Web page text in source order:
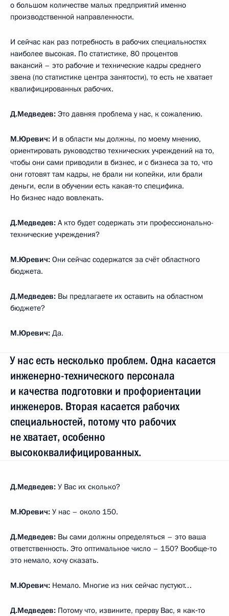
о большом количестве малых предприятий именно
производственной направленности.
И сейчас как раз потребность в рабочих специальностях
наиболее высокая. По статистике, 80 процентов
вакансий – это рабочие и технические кадры среднего
звена (по статистике центра занятости), то есть не хватает
квалифицированных рабочих.
Д.Медведев: Это давняя проблема у нас, к сожалению.
М.Юревич: И в области мы должны, по моему мнению,
ориентировать руководство технических учреждений на то,
чтобы они сами приводили в бизнес, и с бизнеса за то, что
они готовят там кадры, не брали ни копейки, или брали
деньги, если в обучении есть какая‑то специфика.
Но бизнес надо вовлекать.
Д.Медведев: А кто будет содержать эти профессионально-
технические учреждения?
М.Юревич: Они сейчас содержатся за счёт областного
бюджета.
Д.Медведев: Вы предлагаете их оставить на областном
бюджете?
М.Юревич: Да.
У нас есть несколько проблем. Одна касается
инженерно-технического персонала
и качества подготовки и профориентации
инженеров. Вторая касается рабочих
специальностей, потому что рабочих
не хватает, особенно
высококвалифицированных.
Д.Медведев: У Вас их сколько?
М.Юревич: У нас – около 150.
Д.Медведев: Вы сами должны определяться – это ваша
ответственность. Это оптимальное число – 150? Вообще‑то
это немало, хочу сказать.
М.Юревич: Немало. Многие из них сейчас пустуют…
Д.Медведев: Потому что, извините, прерву Вас, я как‑то